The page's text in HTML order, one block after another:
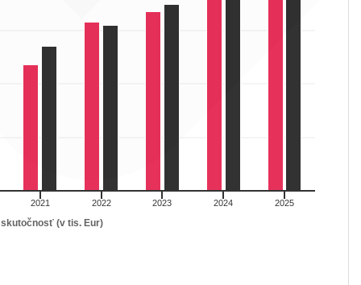
skutočnosť (v tis. Eur)
2021 2022 2023 2024 2025